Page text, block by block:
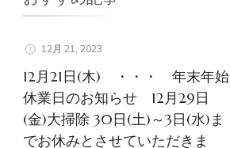
ョ
ン12月 21, 2023
12月21日(木) ・・・ 年末年始
休業日のお知らせ 12月29日
(金)大掃除 30日(土)～3日(水)ま
でお休みとさせていただきま